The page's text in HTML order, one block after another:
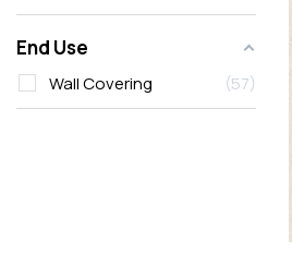
End Use
Wall Covering 57